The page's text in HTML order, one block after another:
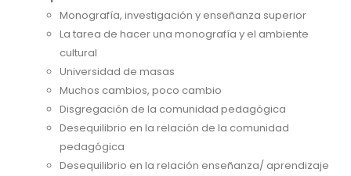
Monografía, investigación y enseñanza superior
La tarea de hacer una monografía y el ambiente
cultural
Universidad de masas
Muchos cambios, poco cambio
Disgregación de la comunidad pedagógica
Desequilibrio en la relación de la comunidad
pedagógica
Desequilibrio en la relación enseñanza/ aprendizaje